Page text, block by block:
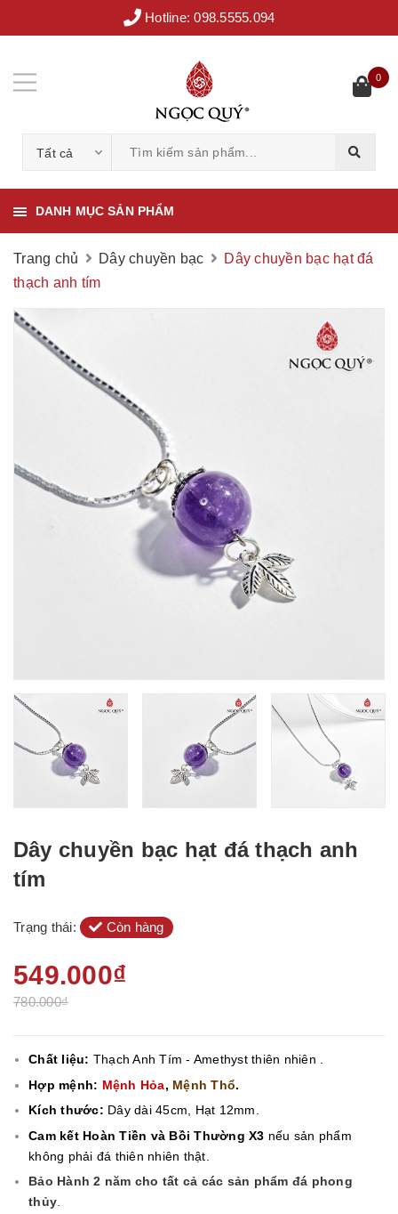
Hotline:098.5555.094
Tất cả
0
DANH MỤC SẢN PHẨM
Trang chủ Dây chuyền bạc
Dây chuyền bạc hạt đá
thạch anh tím
Dây chuyền bạc hạt đá thạch anh
tím
Trạng thái: Còn hàng
549.000₫
780.000₫
Chất liệu: Thạch Anh Tím - Amethystthiên nhiên .
Hợp mệnh: Mệnh Hỏa, Mệnh Thổ.
Kích thước: Dây dài 45cm, Hạt 12mm.
Cam kết Hoàn Tiền và Bồi Thường X3 nếu sản phẩm
không phải đá thiên nhiên thật.
Bảo Hành 2 năm cho tất cả các sản phẩm đá phong
thủy.